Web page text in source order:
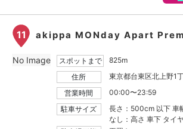
11 akippa MONday Apart
スポットまで
825m
住所
東京都台東区北上野1
営業時間
00:00〜23:59
駐車サイズ
長さ：500cm 以下 車
なし：高さ 車下 タイ
No Image